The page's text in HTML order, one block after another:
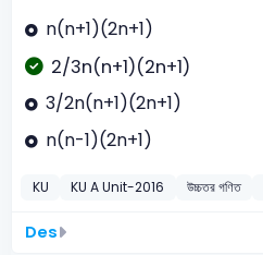
n(n+1)(2n+1)
2/3n(n+1)(2n+1)
3/2n(n+1)(2n+1)
n(n-1)(2n+1)
KU KU A Unit-2016 উচ্চতর গণিত
Des